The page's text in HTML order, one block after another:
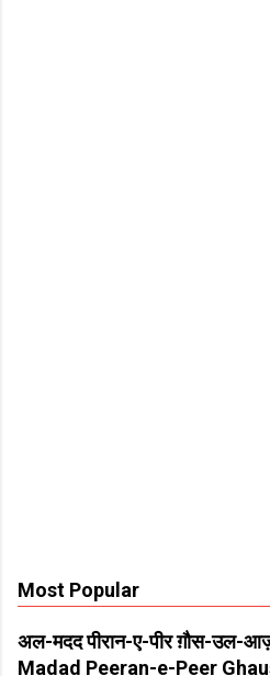
Most Popular
अल-मदद पीरान-ए-पीर ग़ौस-उल-
Madad Peeran-e-Peer